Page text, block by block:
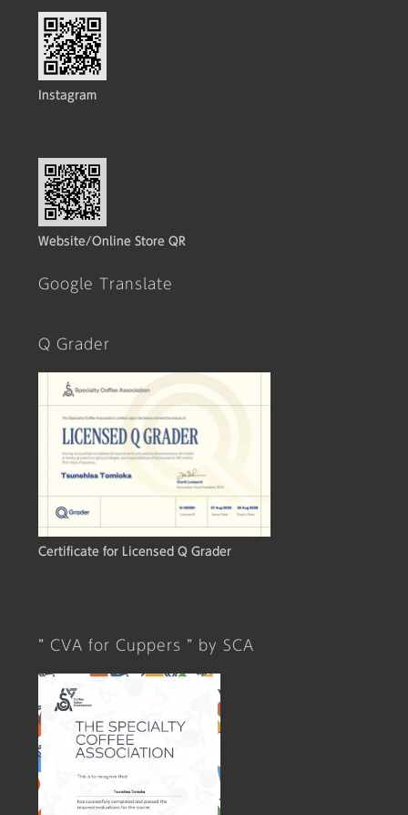
Instagram
Website/Online Store QR
Google Translate
Q Grader
Certificate for Licensed Q Grader
” CVA for Cuppers ” by SCA